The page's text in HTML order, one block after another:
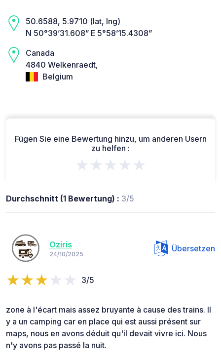
50.6588, 5.9710 (lat, lng)
N 50°39’31.608” E 5°58’15.4308”
Canada
4840 Welkenraedt,
Belgium
Fügen Sie eine Bewertung hinzu, um anderen Usern
zu helfen :
★★★★★
Durchschnitt (1 Bewertung) : 3/5
Oziris
24/10/2025
Übersetzen
3/5
zone à l'écart mais assez bruyante à cause des trains. Il
y a un camping car en place qui est aussi présent sur
maps, nous en avons déduit qu'il devait vivre ici. Nous
n'y avons pas passé la nuit.